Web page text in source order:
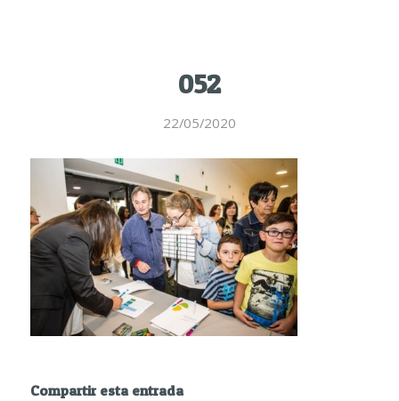
052
22/05/2020
Compartir esta entrada